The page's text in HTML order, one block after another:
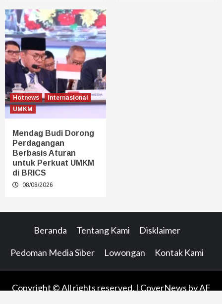
Hotnews
Internasional
UMKM
Mendag Budi Dorong
Perdagangan
Berbasis Aturan
untuk Perkuat UMKM
di BRICS
08/08/2026
Beranda Tentang Kami Disklaimer
Pedoman Media Siber Lowongan Kontak Kami
Copyright © All rights reserved.|CoverNewsby AF